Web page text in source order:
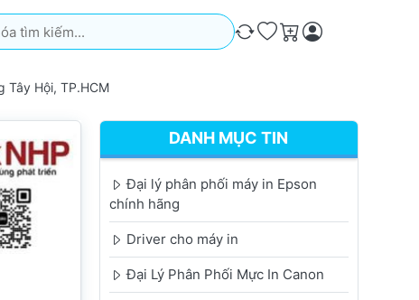
kiếm. Kết quả sẽ tự động xuất hiện khi bạn nhập. Nhấn phím
So sánh
Ưa thích
Giỏ hàng
Tây Hội, TP.HCM
DANH MỤC TIN
Đại lý phân phối máy in Epson
chính hãng
Driver cho máy in
Đại Lý Phân Phối Mực In Canon